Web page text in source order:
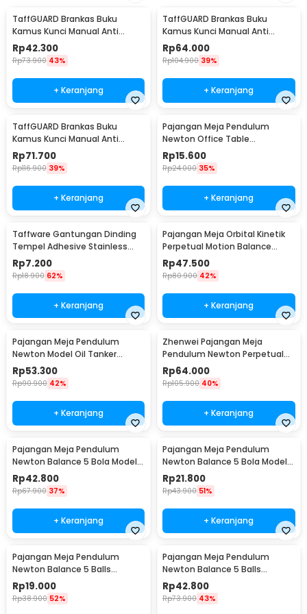
TaffGUARD Brankas Buku
Kamus Kunci Manual Anti
Maling Hidden Safe Box Kecil -
KB-10L
Rp42.300
Rp73.900 43%
+ Keranjang
TaffGUARD Brankas Buku
Kamus Kunci Manual Anti
Maling Hidden Safe Box Sedang
- KB-10L
Rp64.000
Rp104.900 39%
+ Keranjang
TaffGUARD Brankas Buku
Kamus Kunci Manual Anti
Maling Hidden Safe Box Besar -
KB-10L
Rp71.700
Rp116.900 39%
+ Keranjang
Pajangan Meja Pendulum
Newton Office Table
Decoration 5 Ball S - H50S
Rp15.600
Rp24.000 35%
+ Keranjang
Taffware Gantungan Dinding
Tempel Adhesive Stainless
Steel 6 PCS - ST40
Rp7.200
Rp18.900 62%
+ Keranjang
Pajangan Meja Orbital Kinetik
Perpetual Motion Balance
Physics - NR31TX
Rp47.500
Rp80.900 42%
+ Keranjang
Pajangan Meja Pendulum
Newton Model Oil Tanker
Perpetual Debate - B101
Rp53.300
Rp90.900 42%
+ Keranjang
Zhenwei Pajangan Meja
Pendulum Newton Perpetual
Model Ferris Wheel - ZPW
Rp64.000
Rp105.900 40%
+ Keranjang
Pajangan Meja Pendulum
Newton Balance 5 Bola Model
Arched M - ZY02
Rp42.800
Rp67.900 37%
+ Keranjang
Pajangan Meja Pendulum
Newton Balance 5 Bola Model
Arched S - ZY02
Rp21.800
Rp43.900 51%
+ Keranjang
Pajangan Meja Pendulum
Newton Balance 5 Balls
Stainless Steel Model T S -
LX013
Rp19.000
Rp38.900 52%
Pajangan Meja Pendulum
Newton Balance 5 Balls
Stainless Steel Model T L -
LX013
Rp42.800
Rp73.900 43%